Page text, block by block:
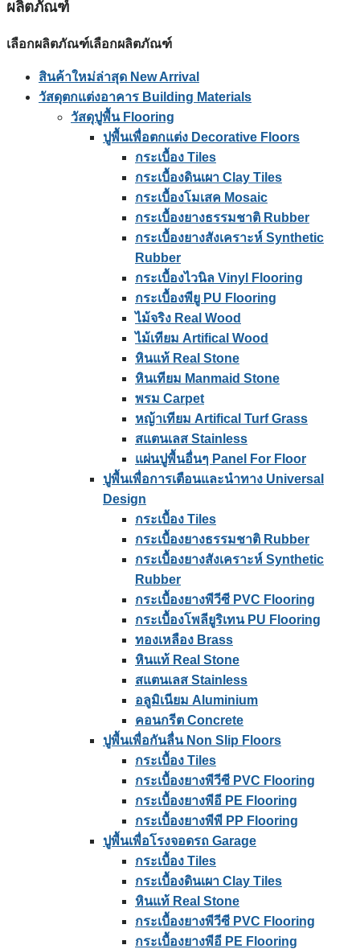
ผลิตภัณฑ์
เลือกผลิตภัณฑ์เลือกผลิตภัณฑ์
สินค้าใหม่ล่าสุด New Arrival
วัสดุตกแต่งอาคาร Building Materials
วัสดุปูพื้น Flooring
ปูพื้นเพื่อตกแต่ง Decorative Floors
กระเบื้อง Tiles
กระเบื้องดินเผา Clay Tiles
กระเบื้องโมเสค Mosaic
กระเบื้องยางธรรมชาติ Rubber
กระเบื้องยางสังเคราะห์ Synthetic
Rubber
กระเบื้องไวนิล Vinyl Flooring
กระเบื้องพียู PU Flooring
ไม้จริง Real Wood
ไม้เทียม Artifical Wood
หินแท้ Real Stone
หินเทียม Manmaid Stone
พรม Carpet
หญ้าเทียม Artifical Turf Grass
สแตนเลส Stainless
แผ่นปูพื้นอื่นๆ Panel For Floor
ปูพื้นเพื่อการเตือนและนําทาง Universal
Design
กระเบื้อง Tiles
กระเบื้องยางธรรมชาติ Rubber
กระเบื้องยางสังเคราะห์ Synthetic
Rubber
กระเบื้องยางพีวีซี PVC Flooring
กระเบื้องโพลียูริเทน PU Flooring
ทองเหลือง Brass
หินแท้ Real Stone
สแตนเลส Stainless
อลูมิเนียม Aluminium
คอนกรีต Concrete
ปูพื้นเพื่อกันลื่น Non Slip Floors
กระเบื้อง Tiles
กระเบื้องยางพีวีซี PVC Flooring
กระเบื้องยางพีอี PE Flooring
กระเบื้องยางพีพี PP Flooring
ปูพื้นเพื่อโรงจอดรถ Garage
กระเบื้อง Tiles
กระเบื้องดินเผา Clay Tiles
หินแท้ Real Stone
กระเบื้องยางพีวีซี PVC Flooring
กระเบื้องยางพีอี PE Flooring